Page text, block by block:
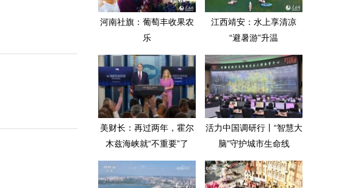
河南社旗：葡萄丰收果农
乐
江西靖安：水上享清凉
“避暑游”升温
美财长：再过两年，霍尔
木兹海峡就“不重要”了
活力中国调研行丨“智慧大
脑”守护城市生命线